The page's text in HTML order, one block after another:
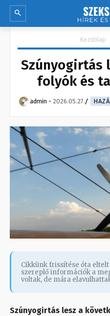
Kezdőlap
Szúnyogirtás
folyók és
admin - 2026.05.27.
Cikkünk frissítése óta eltelt
szereplő információk a
voltak, de mára
Szúnyogirtás lesz a